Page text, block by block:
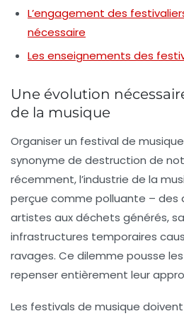
L’engagement des
nécessaire
Les enseignements des
Une évolution
de la musique
Organiser un festival de
synonyme de destruction de
récemment, l’industrie de la
perçue comme polluante – des
artistes aux déchets générés,
infrastructures temporaires
ravages. Ce dilemme pousse
repenser entièrement leur
Les festivals de musique